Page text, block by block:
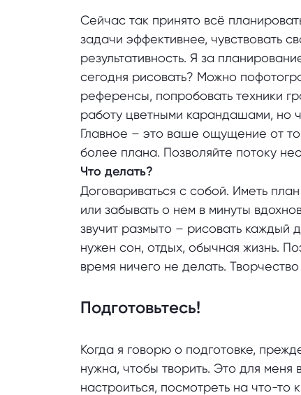
Сейчас так принято всё
задачи эффективнее, чувствовать
результативность. Я за
сегодня рисовать? Можно
референсы, попробовать техники
работу цветными карандашами, но
Главное – это ваше ощущение от
более плана. Позволяйте потоку
Что делать?
Договариваться с собой. Иметь
или забывать о нем в минуты
звучит размыто – рисовать каждый
нужен сон, отдых, обычная жизнь.
время ничего не делать.
Подготовьтесь!
Когда я говорю о подготовке,
нужна, чтобы творить. Это для
настроиться, посмотреть на что-то